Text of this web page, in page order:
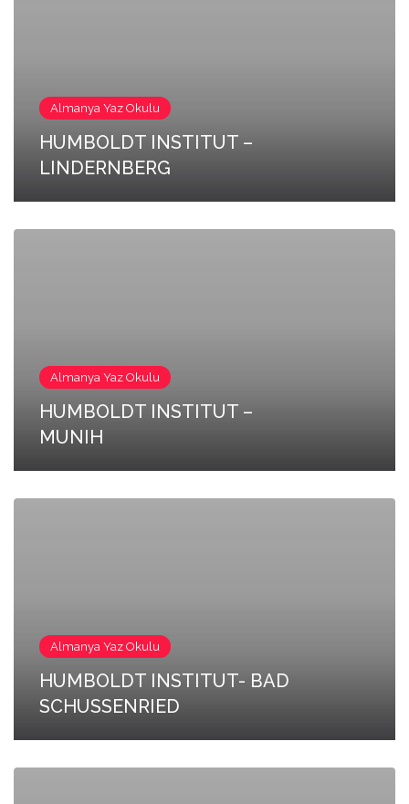
Almanya Yaz Okulu
HUMBOLDT INSTITUT –
LINDERNBERG
Almanya Yaz Okulu
HUMBOLDT INSTITUT –
MUNIH
Almanya Yaz Okulu
HUMBOLDT INSTITUT- BAD
SCHUSSENRIED